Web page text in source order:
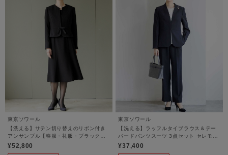
東京ソワール
【洗える】サテン切り替えのリボン付き
アンサンブル【喪服・礼服・ブラックフ
ォーマル】
¥52,800
東京ソワール
【洗える】ラッフルタイブラウス＆テー
パードパンツスーツ 3点セット セレモニ
ースーツ【卒業式・入学式・学校行事・
¥37,400